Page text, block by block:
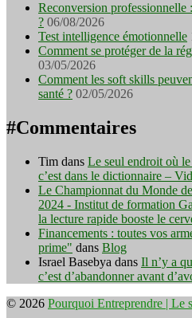
Reconversion
? 06/08/2026
Test intelligence émotionnelle
Comment se protéger de la
03/05/2026
Comment les soft skills
santé ? 02/05/2026
#Commentaires
Tim dans Le seul endroit où
c’est dans le dictionnaire –
Le Championnat du Monde
2024 - Institut de formation
la lecture rapide booste le
Financements : toutes vos
prime" dans Blog
Israel Basebya dans Il n’y a
c’est d’abandonner avant
© 2026 Pourquoi Entreprendre | Le